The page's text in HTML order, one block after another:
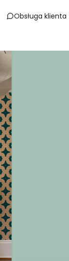
Obsługa klienta